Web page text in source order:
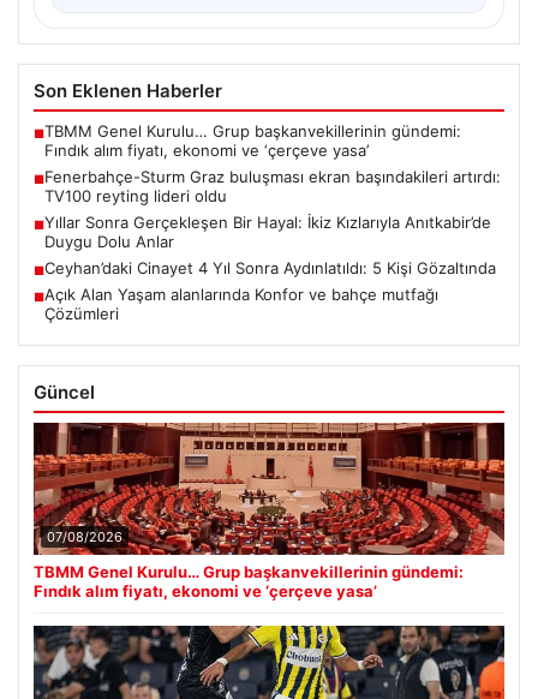
Son Eklenen Haberler
■TBMM Genel Kurulu… Grup başkanvekillerinin gündemi:
Fındık alım fiyatı, ekonomi ve ‘çerçeve yasa’
■Fenerbahçe-Sturm Graz buluşması ekran başındakileri artırdı:
TV100 reyting lideri oldu
■Yıllar Sonra Gerçekleşen Bir Hayal: İkiz Kızlarıyla Anıtkabir’de
Duygu Dolu Anlar
■Ceyhan’daki Cinayet 4 Yıl Sonra Aydınlatıldı: 5 Kişi Gözaltında
■Açık Alan Yaşam alanlarında Konfor ve bahçe mutfağı
Çözümleri
Güncel
07/08/2026
TBMM Genel Kurulu… Grup başkanvekillerinin gündemi:
Fındık alım fiyatı, ekonomi ve ‘çerçeve yasa’